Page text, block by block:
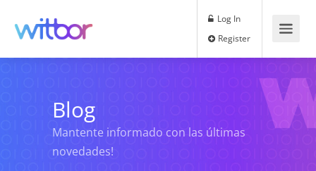
Log In
Blog
Mantente informado con las últimas
novedades!